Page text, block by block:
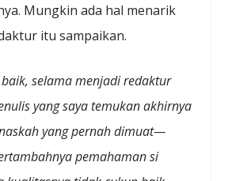
Mungkin ada hal menarik
itu sampaikan.
selama menjadi redaktur
yang saya temukan akhirnya
yang pernah dimuat—
pemahaman si